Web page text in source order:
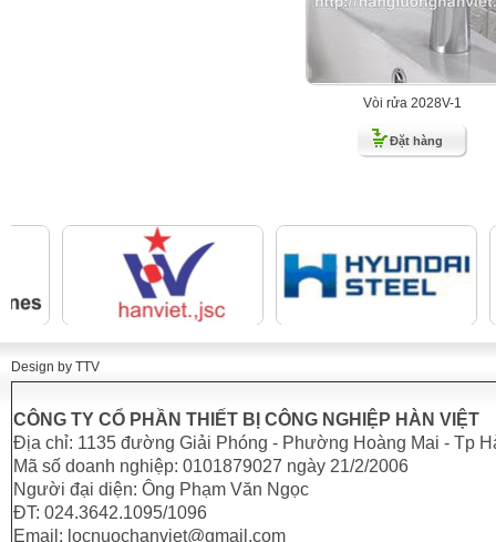
Vòi rửa 2028V-1
Đặt hàng
Design by TTV
CÔNG TY CỔ PHẦN THIẾT BỊ CÔNG NGHIỆP HÀN VIỆT
Địa chỉ: 1135 đường Giải Phóng - Phường Hoàng Mai - Tp
Mã số doanh nghiệp: 0101879027 ngày 21/2/2006
Người đại diện: Ông Phạm Văn Ngọc
ĐT: 024.3642.1095/1096
Email: locnuochanviet@gmail.com